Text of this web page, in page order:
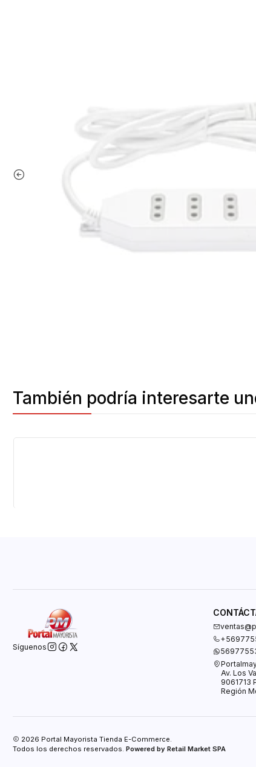
También podría interesarte
Síguenos
Av. Los
9061713
Región
2026 Portal Mayorista Tienda E-Commerce.
Todos los derechos reservados. Powered by Retail Market SPA